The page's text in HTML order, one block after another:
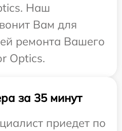
Наш
Вам для
ремонта Вашего
Optics.
за 35 минут
приедет по